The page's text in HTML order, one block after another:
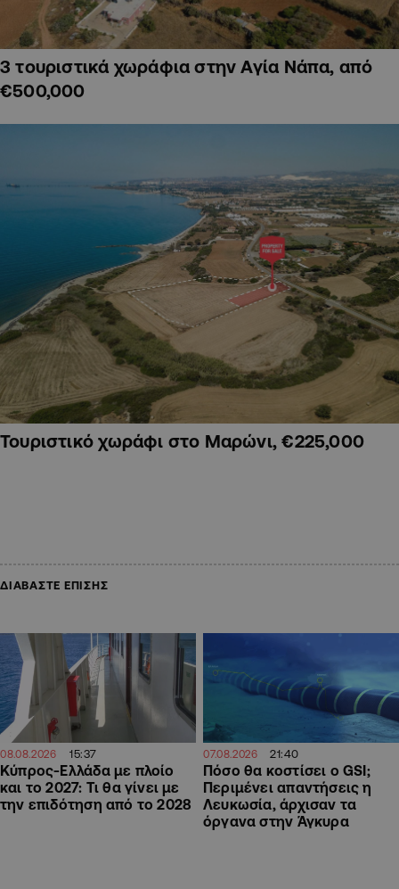
3 τουριστικά χωράφια στην Αγία Νάπα, από
€500,000
Τουριστικό χωράφι στο Μαρώνι, €225,000
ΔΙΑΒΑΣΤΕ ΕΠΙΣΗΣ
08.08.2026 15:37
Κύπρος-Ελλάδα με πλοίο
και το 2027: Τι θα γίνει με
την επιδότηση από το 2028
07.08.2026 21:40
Πόσο θα κοστίσει ο GSI;
Περιμένει απαντήσεις η
Λευκωσία, άρχισαν τα
όργανα στην Άγκυρα